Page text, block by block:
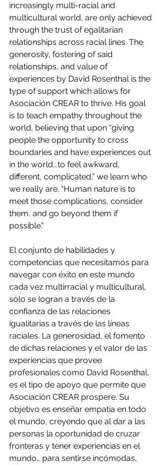
increasingly multi-racial and
multicultural world, are only achieved
through the trust of egalitarian
relationships across racial lines. The
generosity, fostering of said
relationships, and value of
experiences by David Rosenthal is the
type of support which allows for
Asociación CREAR to thrive. His goal
is to teach empathy throughout the
world, believing that upon “giving
people the opportunity to cross
boundaries and have experiences out
in the world...to feel awkward,
different, complicated,” we learn who
we really are. “Human nature is to
meet those complications, consider
them, and go beyond them if
possible.”
El conjunto de habilidades y
competencias que necesitamos para
navegar con éxito en este mundo
cada vez multirracial y multicultural,
sólo se logran a través de la
confianza de las relaciones
igualitarias a través de las líneas
raciales. La generosidad, el fomento
de dichas relaciones y el valor de las
experiencias que provee
profesionales como David Rosenthal,
es el tipo de apoyo que permite que
Asociación CREAR prospere. Su
objetivo es enseñar empatía en todo
el mundo, creyendo que al dar a las
personas la oportunidad de cruzar
fronteras y tener experiencias en el
mundo… para sentirse incómodas,